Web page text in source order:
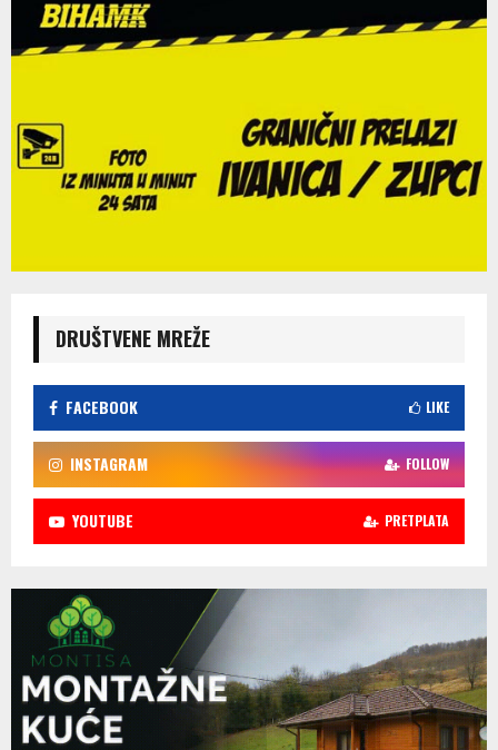
DRUŠTVENE MREŽE
FACEBOOK LIKE
INSTAGRAM FOLLOW
YOUTUBE PRETPLATA